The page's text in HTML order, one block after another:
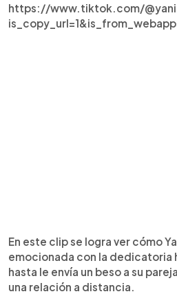
https://www.tiktok.com/
En este clip se logra ver cómo
emocionada con la dedicatoria
hasta le envía un beso a su
una relación a distancia.